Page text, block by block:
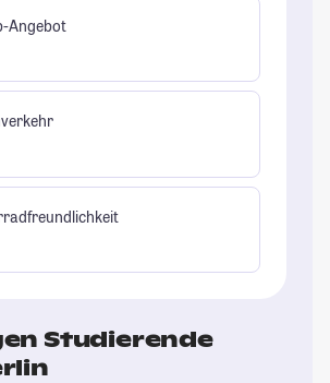
Angebot
Studierende